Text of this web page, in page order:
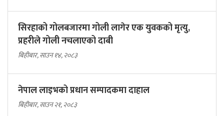
सिरहाको गोलबजारमा गोली लागेर एक युवकको मृत्यु,
प्रहरीले गोली नचलाएको दाबी
बिहीबार, साउन १४, २०८३
नेपाल लाइभको प्रधान सम्पादकमा दाहाल
बिहीबार, साउन २१, २०८३